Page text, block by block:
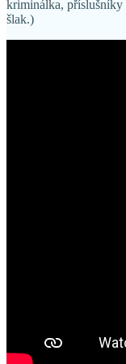
kriminálka, příslušníky
šlak.)